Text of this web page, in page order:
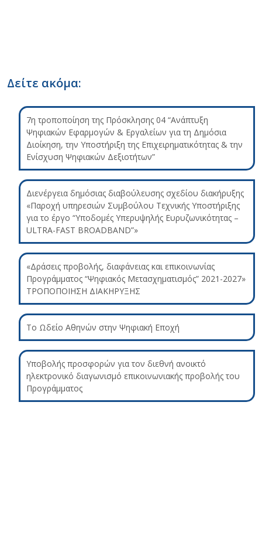
Δείτε ακόμα:
7η τροποποίηση της Πρόσκλησης 04 “Ανάπτυξη
Ψηφιακών Εφαρμογών & Εργαλείων για τη Δημόσια
Διοίκηση, την Υποστήριξη της Επιχειρηματικότητας & την
Ενίσχυση Ψηφιακών Δεξιοτήτων”
Διενέργεια δημόσιας διαβούλευσης σχεδίου διακήρυξης
«Παροχή υπηρεσιών Συμβούλου Τεχνικής Υποστήριξης
για το έργο “Υποδομές Υπερυψηλής Ευρυζωνικότητας –
ULTRA-FAST BROADBAND”»
«Δράσεις προβολής, διαφάνειας και επικοινωνίας
Προγράμματος “Ψηφιακός Μετασχηματισμός” 2021-2027»
ΤΡΟΠΟΠΟΙΗΣΗ ΔΙΑΚΗΡΥΞΗΣ
Το Ωδείο Αθηνών στην Ψηφιακή Εποχή
Υποβολής προσφορών για τον διεθνή ανοικτό
ηλεκτρονικό διαγωνισμό επικοινωνιακής προβολής του
Προγράμματος